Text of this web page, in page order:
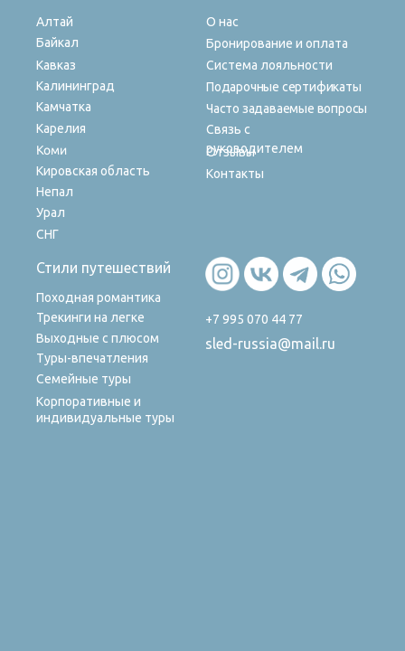
Стили путешествий
О нас
Отзывы
Контакты
Алтай
Байкал
Кавказ
Калининград
Камчатка
Карелия
Коми
Кировская область
Непал
Урал
СНГ
Корпоративные и
индивидуальные туры
Семейные туры
Туры-впечатления
Выходные с плюсом
Трекинги на легке
Походная романтика
Бронирование и оплата
Система лояльности
Подарочные сертификаты
Часто задаваемые вопросы
Связь с
руководителем
+7 995 070 44 77
sled-russia@mail.ru